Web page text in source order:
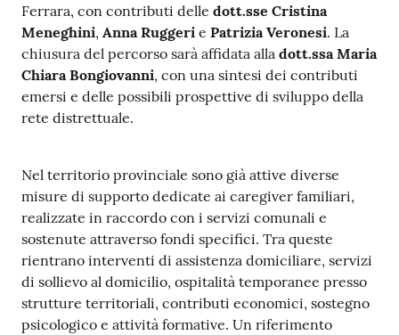
Ferrara, con contributi delle dott.sse Cristina
Meneghini, Anna Ruggeri e Patrizia Veronesi. La
chiusura del percorso sarà affidata alla dott.ssa Maria
Chiara Bongiovanni, con una sintesi dei contributi
emersi e delle possibili prospettive di sviluppo della
rete distrettuale.
Nel territorio provinciale sono già attive diverse
misure di supporto dedicate ai caregiver familiari,
realizzate in raccordo con i servizi comunali e
sostenute attraverso fondi specifici. Tra queste
rientrano interventi di assistenza domiciliare, servizi
di sollievo al domicilio, ospitalità temporanee presso
strutture territoriali, contributi economici, sostegno
psicologico e attività formative. Un riferimento